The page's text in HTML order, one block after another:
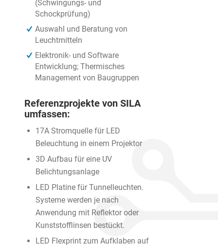
(Schwingungs- und
Schockprüfung)
Auswahl und Beratung von
Leuchtmitteln
Elektronik- und Software
Entwicklung; Thermisches
Management von Baugruppen
Referenzprojekte von SILA
umfassen:
17A Stromquelle für LED
Beleuchtung in einem Projektor
3D Aufbau für eine UV
Belichtungsanlage
LED Platine für Tunnelleuchten.
Systeme werden je nach
Anwendung mit Reflektor oder
Kunststofflinsen bestückt.
LED Flexprint zum Aufklaben auf